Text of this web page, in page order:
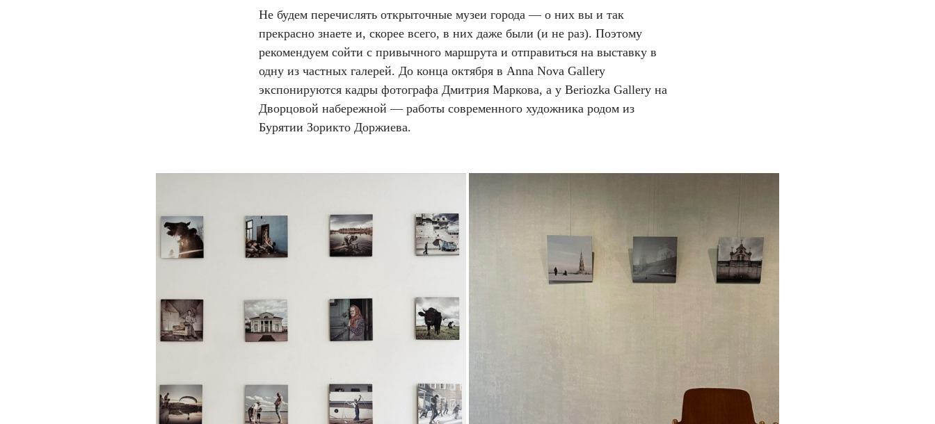
Не будем перечислять открыточные музеи города — о них вы и так
прекрасно знаете и, скорее всего, в них даже были (и не раз). Поэтому
рекомендуем сойти с привычного маршрута и отправиться на выставку в
одну из частных галерей. До конца октября в Anna Nova Gallery
экспонируются кадры фотографа Дмитрия Маркова, а у Beriozka Gallery на
Дворцовой набережной — работы современного художника родом из
Бурятии Зорикто Доржиева.